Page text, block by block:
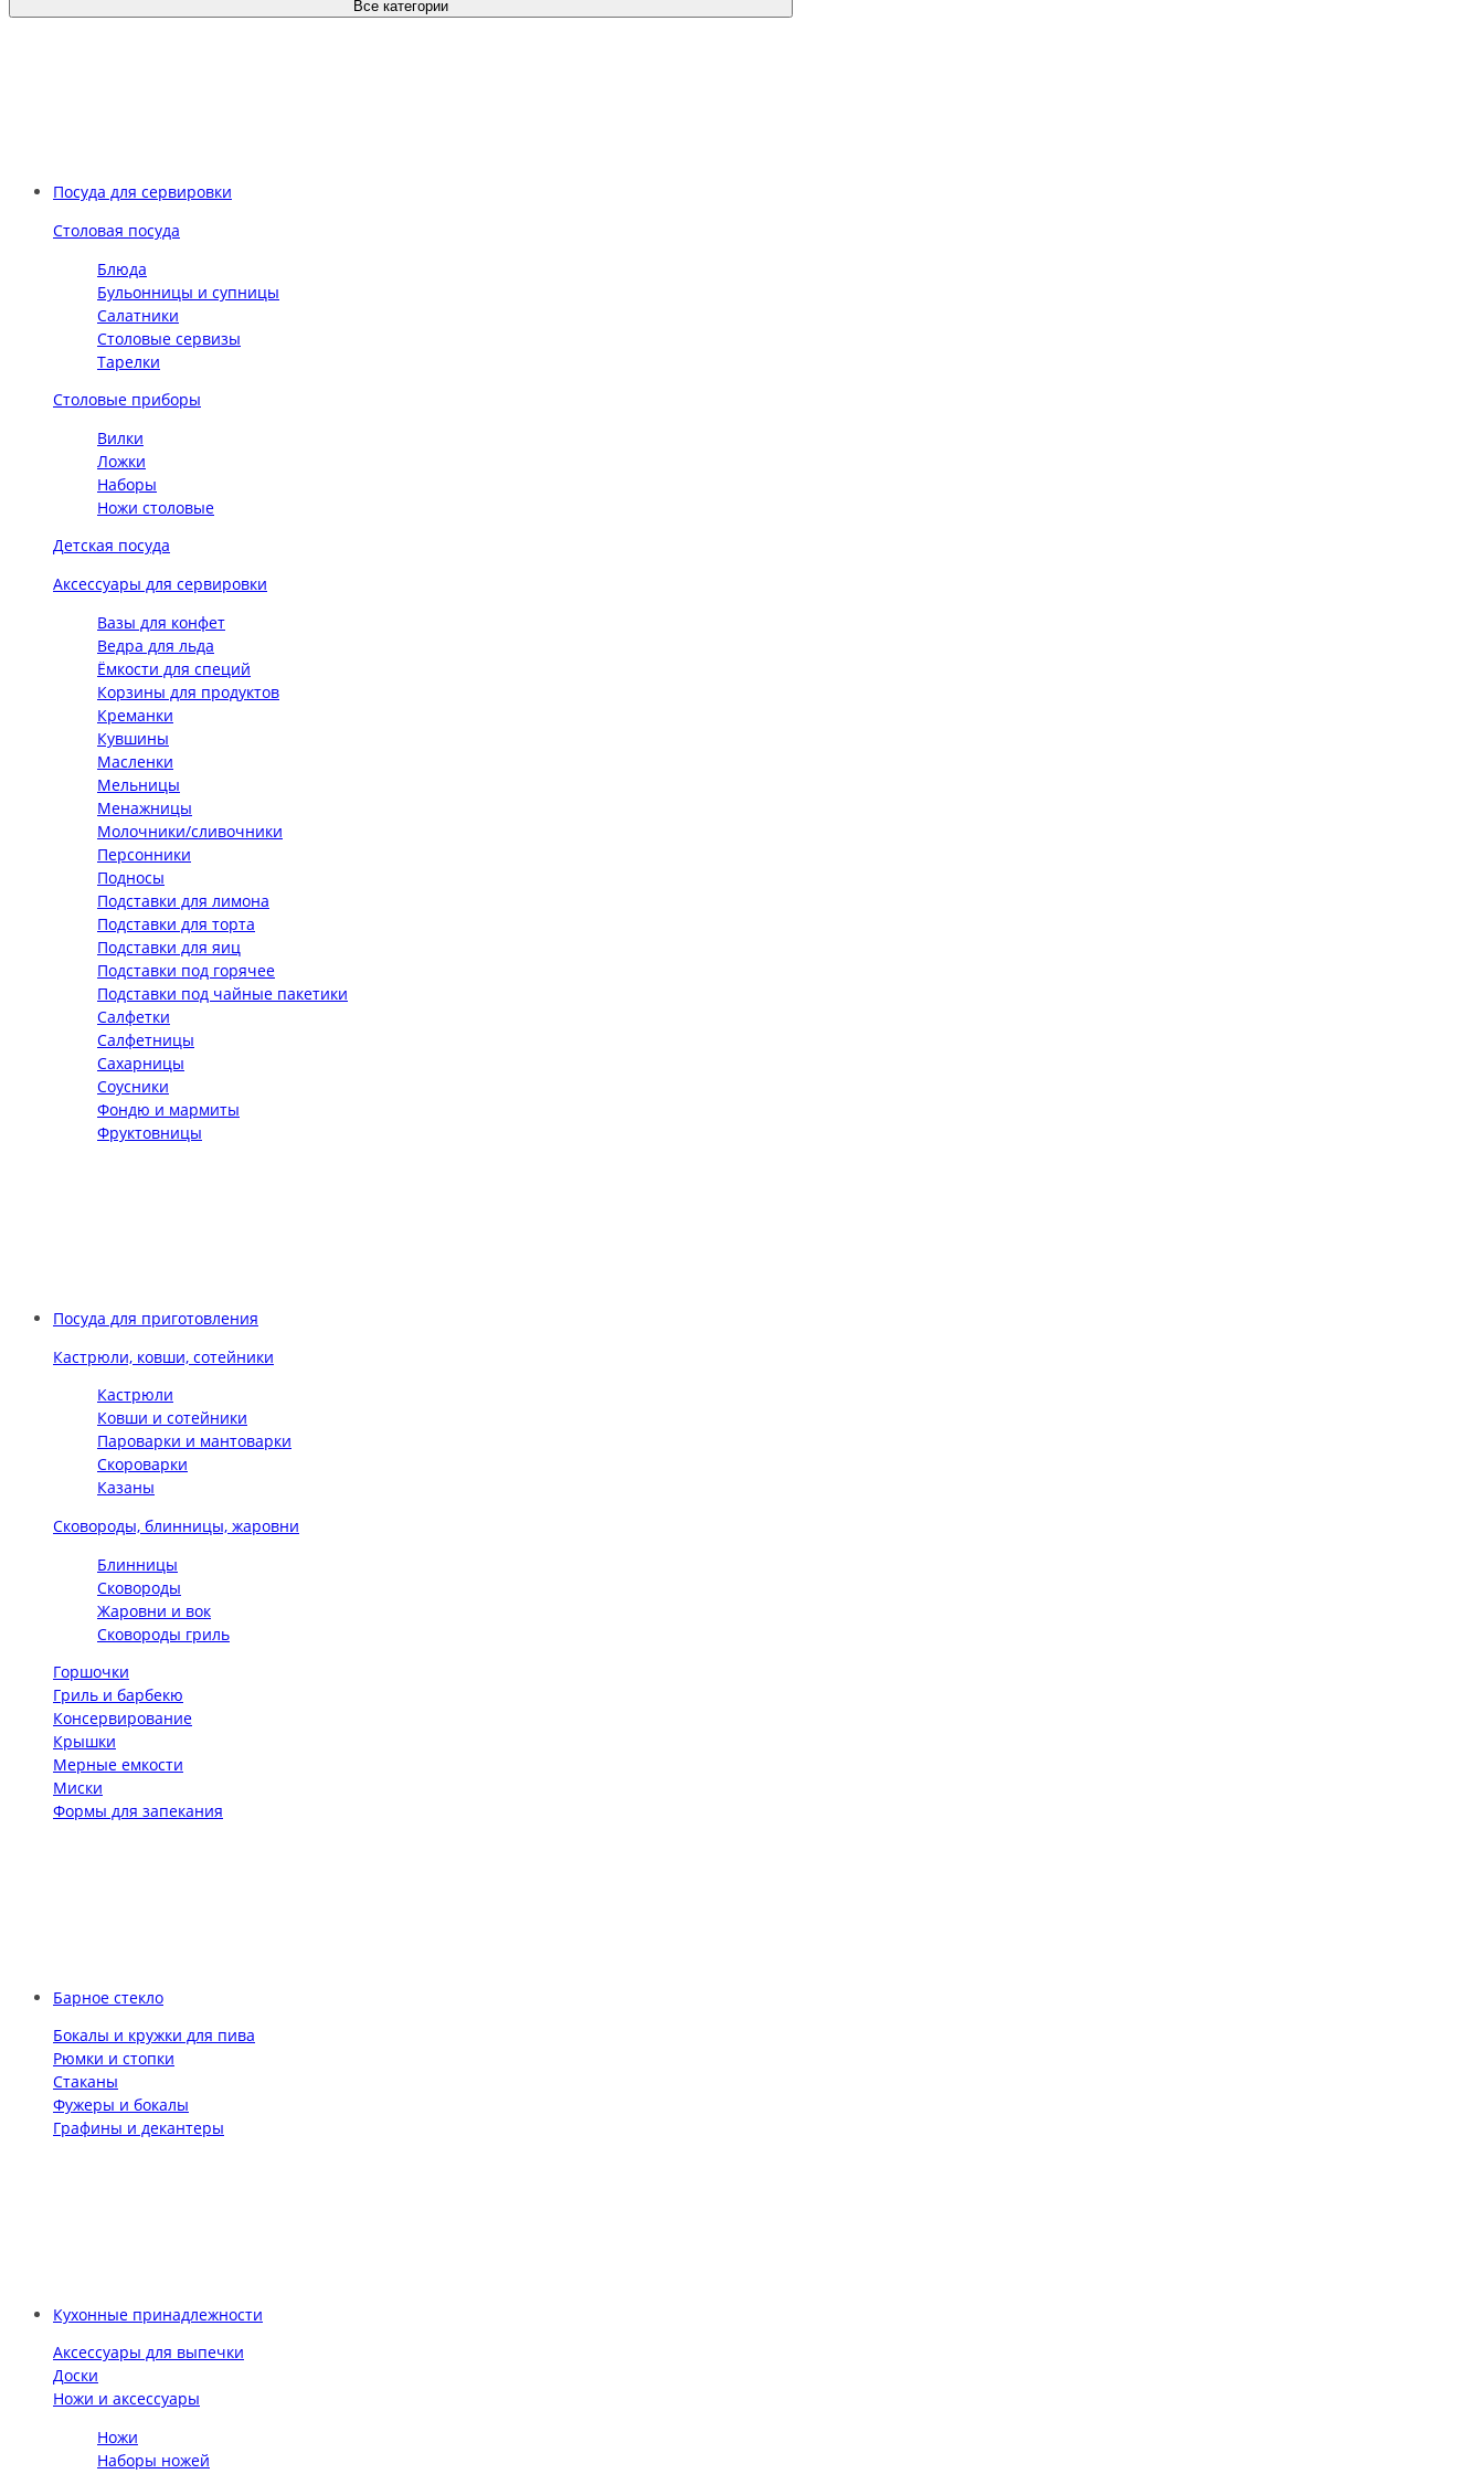
Все категории
Посуда для сервировки
Столовая посуда
Блюда
Бульонницы и супницы
Салатники
Столовые сервизы
Тарелки
Столовые приборы
Вилки
Ложки
Наборы
Ножи столовые
Детская посуда
Аксессуары для сервировки
Вазы для конфет
Ведра для льда
Ёмкости для специй
Корзины для продуктов
Креманки
Кувшины
Масленки
Мельницы
Менажницы
Молочники/сливочники
Персонники
Подносы
Подставки для лимона
Подставки для торта
Подставки для яиц
Подставки под горячее
Подставки под чайные пакетики
Салфетки
Салфетницы
Сахарницы
Соусники
Фондю и мармиты
Фруктовницы
Посуда для приготовления
Кастрюли, ковши, сотейники
Кастрюли
Ковши и сотейники
Пароварки и мантоварки
Скороварки
Казаны
Сковороды, блинницы, жаровни
Блинницы
Сковороды
Жаровни и вок
Сковороды гриль
Горшочки
Гриль и барбекю
Консервирование
Крышки
Мерные емкости
Миски
Формы для запекания
Барное стекло
Бокалы и кружки для пива
Рюмки и стопки
Стаканы
Фужеры и бокалы
Графины и декантеры
Кухонные принадлежности
Аксессуары для выпечки
Доски
Ножи и аксессуары
Ножи
Наборы ножей